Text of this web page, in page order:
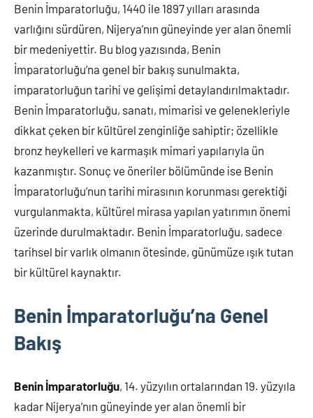
Benin İmparatorluğu, 1440 ile 1897 yılları arasında
varlığını sürdüren, Nijerya’nın güneyinde yer alan önemli
bir medeniyettir. Bu blog yazısında, Benin
İmparatorluğu’na genel bir bakış sunulmakta,
imparatorluğun tarihi ve gelişimi detaylandırılmaktadır.
Benin İmparatorluğu, sanatı, mimarisi ve gelenekleriyle
dikkat çeken bir kültürel zenginliğe sahiptir; özellikle
bronz heykelleri ve karmaşık mimari yapılarıyla ün
kazanmıştır. Sonuç ve öneriler bölümünde ise Benin
İmparatorluğu’nun tarihi mirasının korunması gerektiği
vurgulanmakta, kültürel mirasa yapılan yatırımın önemi
üzerinde durulmaktadır. Benin İmparatorluğu, sadece
tarihsel bir varlık olmanın ötesinde, günümüze ışık tutan
bir kültürel kaynaktır.
Benin İmparatorluğu’na Genel
Bakış
Benin İmparatorluğu, 14. yüzyılın ortalarından 19. yüzyıla
kadar Nijerya’nın güneyinde yer alan önemli bir